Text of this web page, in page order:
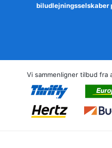
biludlejningsselskaber
Vi sammenligner tilbud fra